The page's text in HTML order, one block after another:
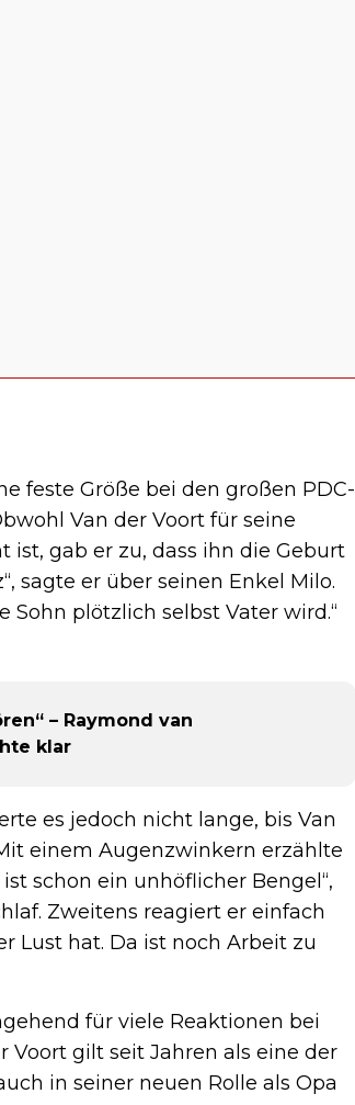
feste Größe bei den großen PDC-
Van der Voort für seine
gab er zu, dass ihn die Geburt
sagte er über seinen Enkel Milo.
Sohn plötzlich selbst Vater wird.“
– Raymond van
klar
es jedoch nicht lange, bis Van
einem Augenzwinkern erzählte
schon ein unhöflicher Bengel“,
Zweitens reagiert er einfach
Lust hat. Da ist noch Arbeit zu
für viele Reaktionen bei
Voort gilt seit Jahren als eine der
in seiner neuen Rolle als Opa